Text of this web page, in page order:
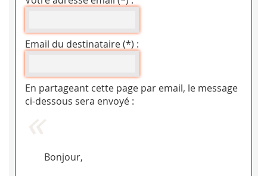
Email du destinataire (*) :
En partageant cette page par email, le message
ci-dessous sera envoyé :
Bonjour,